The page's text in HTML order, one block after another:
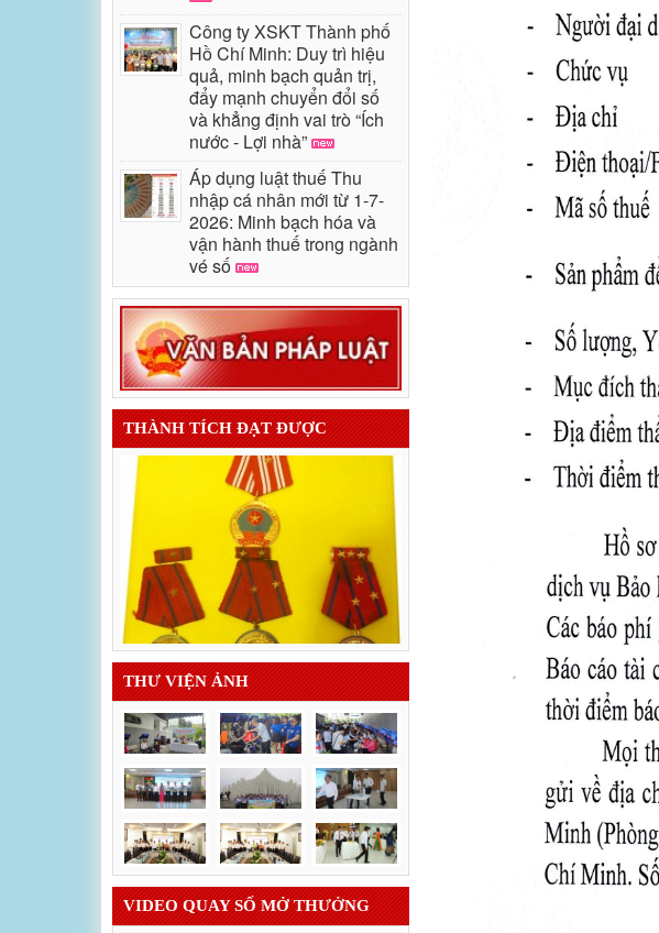
Công ty XSKT Thành phố
Hồ Chí Minh: Duy trì hiệu
quả, minh bạch quản trị,
đẩy mạnh chuyển đổi số
và khẳng định vai trò “Ích
nước - Lợi nhà”
Áp dụng luật thuế Thu
nhập cá nhân mới từ 1-7-
2026: Minh bạch hóa và
vận hành thuế trong ngành
vé số
THÀNH TÍCH ĐẠT ĐƯỢC
THƯ VIỆN ẢNH
VIDEO QUAY SỐ MỞ THƯỞNG